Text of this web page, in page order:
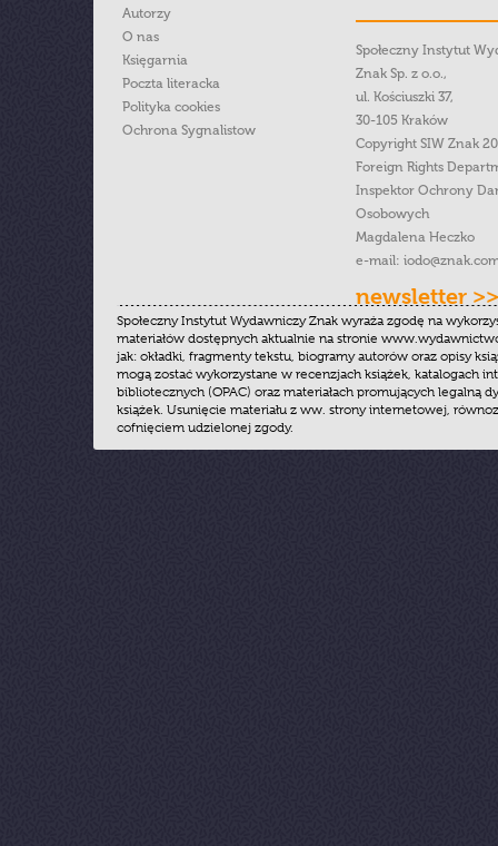
Autorzy
O nas
Księgarnia
Poczta literacka
Polityka cookies
Ochrona Sygnalistow
Społeczny Instytut
Znak Sp. z o.o.,
ul. Kościuszki 37,
30-105 Kraków
Copyright SIW Znak
Foreign Rights
Inspektor Ochrony
Osobowych
Magdalena Heczko
e-mail:
newsletter >>
Społeczny Instytut Wydawniczy Znak wyraża zgodę na
materiałów dostępnych aktualnie na stronie
jak: okładki, fragmenty tekstu, biogramy autorów oraz opisy
mogą zostać wykorzystane w recenzjach książek, katalogach
bibliotecznych (OPAC) oraz materiałach promujących legalną
książek. Usunięcie materiału z ww. strony internetowej,
cofnięciem udzielonej zgody.